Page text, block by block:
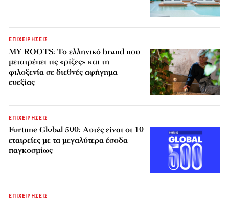
ΕΠΙΧΕΙΡΗΣΕΙΣ
MY ROOTS: Το ελληνικό brand που
μετατρέπει τις «ρίζες» και τη
φιλοξενία σε διεθνές αφήγημα
ευεξίας
ΕΠΙΧΕΙΡΗΣΕΙΣ
Fortune Global 500: Αυτές είναι οι 10
εταιρείες με τα μεγαλύτερα έσοδα
παγκοσμίως
ΕΠΙΧΕΙΡΗΣΕΙΣ